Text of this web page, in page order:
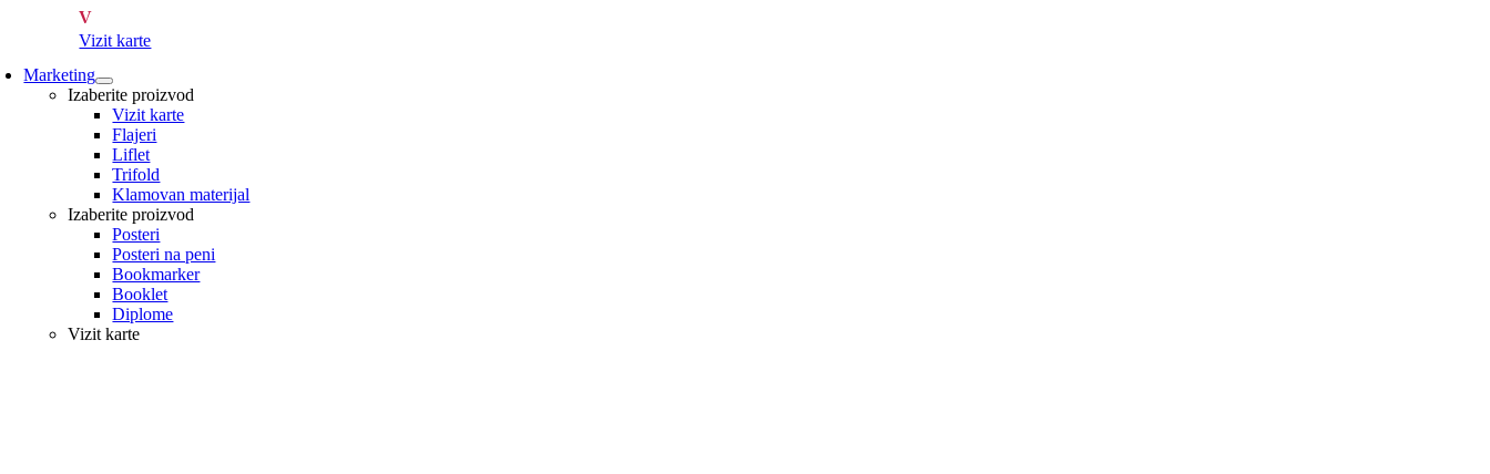
V
Vizit karte
Marketing
Izaberite proizvod
Vizit karte
Flajeri
Liflet
Trifold
Klamovan materijal
Izaberite proizvod
Posteri
Posteri na peni
Bookmarker
Booklet
Diplome
Vizit karte